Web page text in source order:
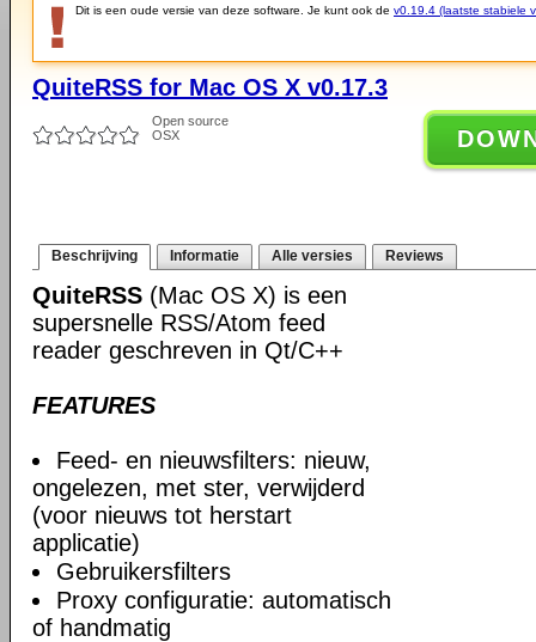
Dit is een oude versie van deze software. Je kunt ook de v0.19.4 (laatste stabiele
QuiteRSS for Mac OS X v0.17.3
Open source
OSX
Beschrijving Informatie Alle versies Reviews
QuiteRSS (Mac OS X) is een
supersnelle RSS/Atom feed
reader geschreven in Qt/С++
FEATURES
Feed- en nieuwsfilters: nieuw,
ongelezen, met ster, verwijderd
(voor nieuws tot herstart
applicatie)
Gebruikersfilters
Proxy configuratie: automatisch
of handmatig